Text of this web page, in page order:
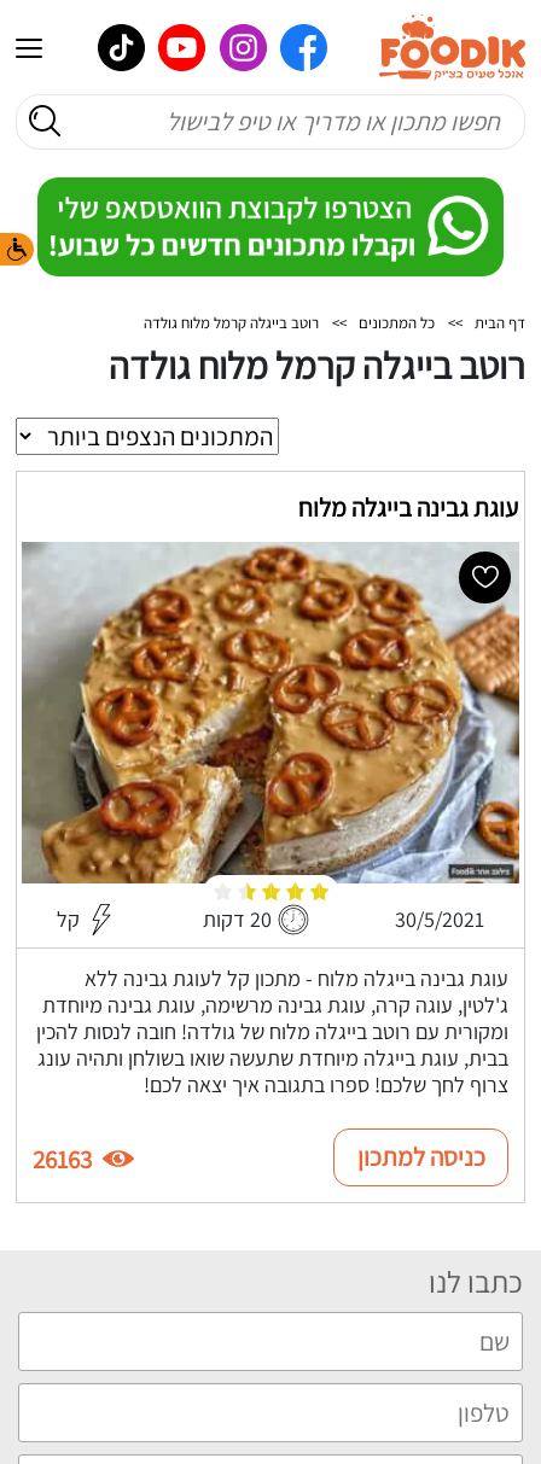
דף הבית >> כל המתכונים >> רוטב בייגלה קרמל מלוח גולדה
רוטב בייגלה קרמל מלוח גולדה
עוגת גבינה בייגלה מלוח
30/5/2021 20 דקות קל
עוגת גבינה בייגלה מלוח - מתכון קל לעוגת גבינה ללא
ג'לטין, עוגה קרה, עוגת גבינה מרשימה, עוגת גבינה מיוחדת
ומקורית עם רוטב בייגלה מלוח של גולדה! חובה לנסות להכין
בבית, עוגת בייגלה מיוחדת שתעשה שואו בשולחן ותהיה עונג
צרוף לחך שלכם! ספרו בתגובה איך יצאה לכם!
כניסה למתכון 26163
כתבו לנו